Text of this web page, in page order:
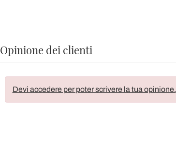
Opinione dei clienti
Devi accedere per poter scrivere la tua opinione.